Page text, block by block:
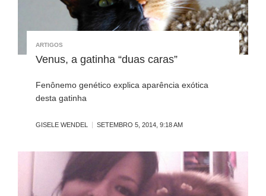
ARTIGOS
Venus, a gatinha “duas caras”
Fenônemo genético explica aparência exótica
desta gatinha
GISELE WENDEL SETEMBRO 5, 2014, 9:18 AM